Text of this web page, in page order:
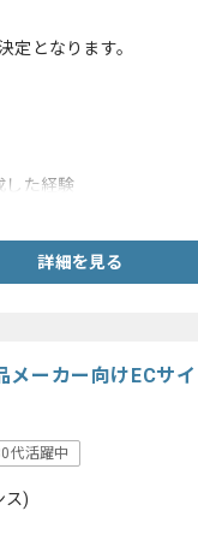
となります。
した経験
詳細を見る
メーカー向けECサ
代活躍中
ス)